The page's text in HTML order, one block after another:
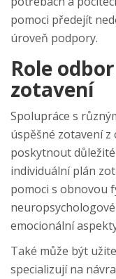
pomoci předejít
úroveň podpory.
Role
zotavení
Spolupráce s
úspěšné zotavení
poskytnout
individuální plán
pomoci s obnovou
emocionální
Také může být
specializují na